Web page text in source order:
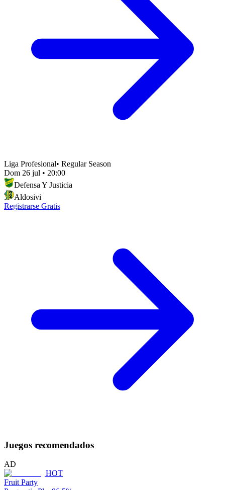
Liga Profesional• Regular Season
Dom 26 jul • 20:00
Defensa Y Justicia
Aldosivi
Registrarse Gratis
Juegos recomendados
AD
HOT
Fruit Party